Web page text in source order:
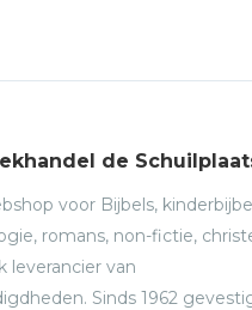
leven
de
voor Bijbels,
romans, non-fictie,
leverancier van
Sinds 1962